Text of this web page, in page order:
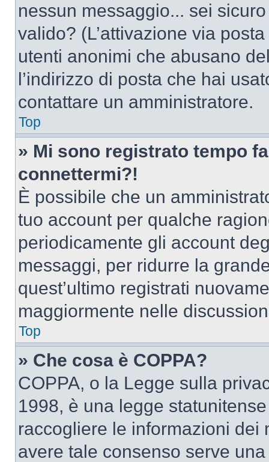
nessun messaggio... sei
valido? (L’attivazione via
utenti anonimi che abusano
l’indirizzo di posta che hai
contattare un amministratore.
Top
» Mi sono registrato tempo
connettermi?!
È possibile che un
tuo account per qualche
periodicamente gli account
messaggi, per ridurre la
quest’ultimo registrati
maggiormente nelle
Top
» Che cosa è COPPA?
COPPA, o la Legge sulla
1998, è una legge
raccogliere le informazioni dei
avere tale consenso serve